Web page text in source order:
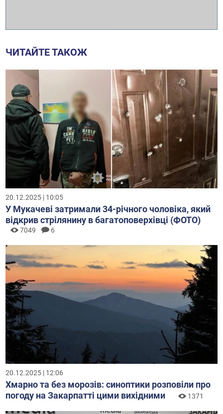
ЧИТАЙТЕ ТАКОЖ
20.12.2025 | 10:05
У Мукачеві затримали 34-річного чоловіка, який
відкрив стрілянину в багатоповерхівці (ФОТО)
7049 6
20.12.2025 | 12:06
Хмарно та без морозів: синоптики розповіли про
погоду на Закарпатті цими вихідними
1371